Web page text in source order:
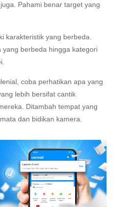
Pahami benar target yang
karakteristik yang berbeda.
berbeda hingga kategori
coba perhatikan apa yang
lebih bersifat cantik
Ditambah tempat yang
dan bidikan kamera.